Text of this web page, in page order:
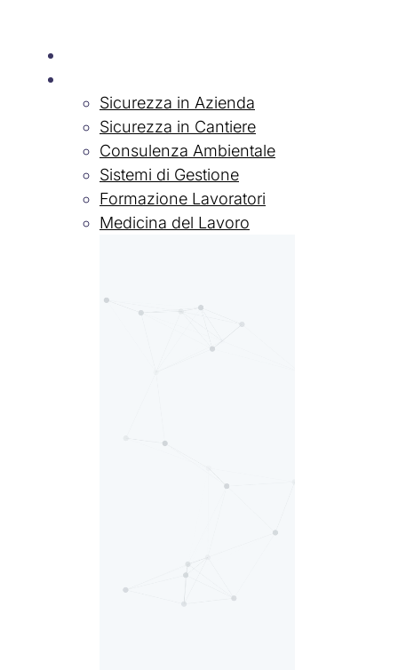
Sicurezza in Azienda
Sicurezza in Cantiere
Consulenza Ambientale
Sistemi di Gestione
Formazione Lavoratori
Medicina del Lavoro